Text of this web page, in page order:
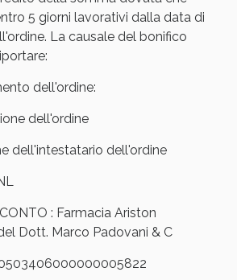
5 giorni lavorativi dalla data di
La causale del bonifico
dell'ordine:
dell'ordine
dell'intestatario dell'ordine
: Farmacia Ariston
Dott. Marco Padovani & C
al 55% disponibile oggi!